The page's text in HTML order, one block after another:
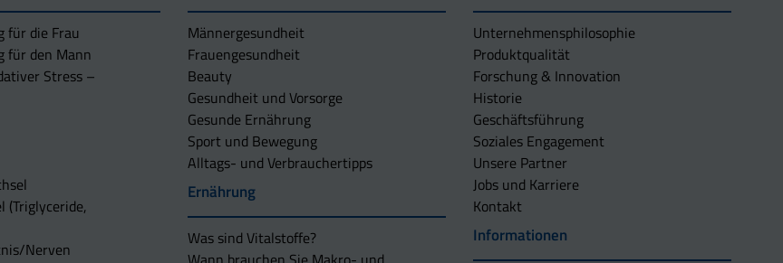
für die Frau
für den Mann
Stress –
(Triglyceride,
Nerven
Männergesundheit
Frauengesundheit
Beauty
Gesundheit und Vorsorge
Gesunde Ernährung
Sport und Bewegung
Alltags- und Verbrauchertipps
Ernährung
Was sind Vitalstoffe?
Unternehmens­philosophie
Produktqualität
Forschung & Innovation
Historie
Geschäftsführung
Soziales Engagement
Unsere Partner
Jobs und Karriere
Kontakt
Informationen